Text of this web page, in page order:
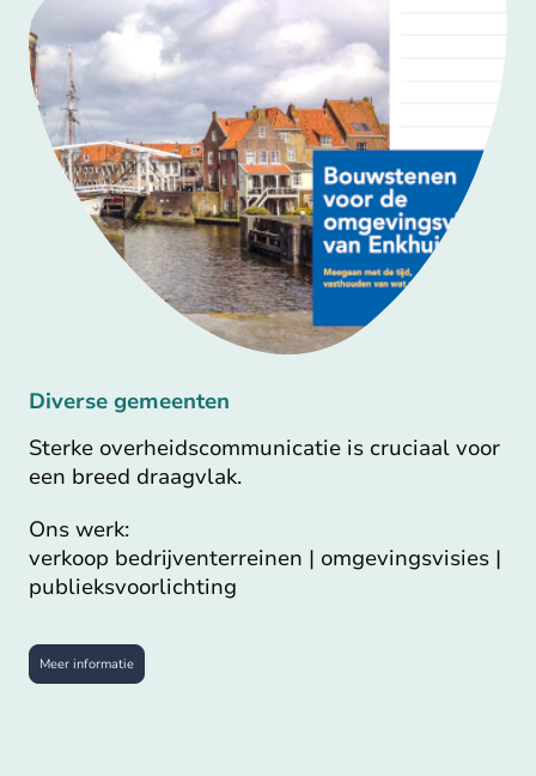
Diverse gemeenten
Sterke overheidscommunicatie is cruciaal voor
een breed draagvlak.
Ons werk:
verkoop bedrijventerreinen | omgevingsvisies |
publieksvoorlichting
Meer informatie